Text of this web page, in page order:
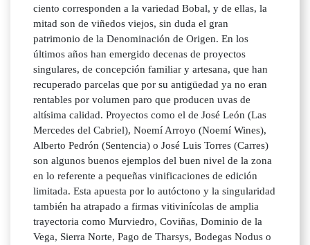
ciento corresponden a la variedad Bobal, y de ellas, la
mitad son de viñedos viejos, sin duda el gran
patrimonio de la Denominación de Origen. En los
últimos años han emergido decenas de proyectos
singulares, de concepción familiar y artesana, que han
recuperado parcelas que por su antigüedad ya no eran
rentables por volumen paro que producen uvas de
altísima calidad. Proyectos como el de José León (Las
Mercedes del Cabriel), Noemí Arroyo (Noemí Wines),
Alberto Pedrón (Sentencia) o José Luis Torres (Carres)
son algunos buenos ejemplos del buen nivel de la zona
en lo referente a pequeñas vinificaciones de edición
limitada. Esta apuesta por lo autóctono y la singularidad
también ha atrapado a firmas vitivinícolas de amplia
trayectoria como Murviedro, Coviñas, Dominio de la
Vega, Sierra Norte, Pago de Tharsys, Bodegas Nodus o